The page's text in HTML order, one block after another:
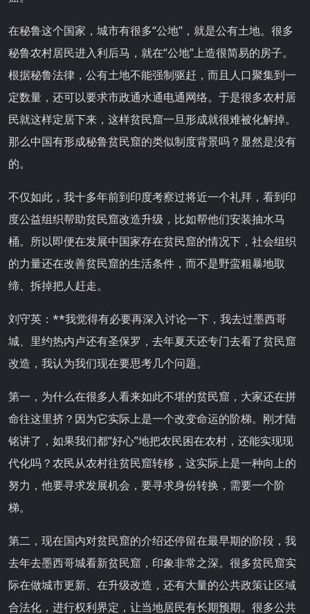
在秘鲁这个国家，城市有很多“公地”，就是公有土地。很多
秘鲁农村居民进入利后马，就在“公地”上造很简易的房子。
根据秘鲁法律，公有土地不能强制驱赶，而且人口聚集到一
定数量，还可以要求市政通水通电通网络。于是很多农村居
民就这样定居下来，这样贫民窟一旦形成就很难被化解掉。
那么中国有形成秘鲁贫民窟的类似制度背景吗？显然是没有
的。
不仅如此，我十多年前到印度考察过将近一个礼拜，看到印
度公益组织帮助贫民窟改造升级，比如帮他们安装抽水马
桶。所以即便在发展中国家存在贫民窟的情况下，社会组织
的力量还在改善贫民窟的生活条件，而不是野蛮粗暴地取
缔、拆掉把人赶走。
刘守英：**我觉得有必要再深入讨论一下，我去过墨西哥
城、里约热内卢还有圣保罗，去年夏天还专门去看了贫民窟
改造，我认为我们现在要思考几个问题。
第一，为什么在很多人看来如此不堪的贫民窟，大家还在拼
命往这里挤？因为它实际上是一个改变命运的阶梯。刚才陆
铭讲了，如果我们都“好心”地把农民困在农村，还能实现现
代化吗？农民从农村往贫民窟转移，这实际上是一种向上的
努力，他要寻求发展机会，要寻求身份转换，需要一个阶
梯。
第二，现在国内对贫民窟的介绍还停留在最早期的阶段，我
去年去墨西哥城看新贫民窟，印象非常之深。很多贫民窟实
际在做城市更新、在升级改造，还有大量的公共政策让区域
合法化，进行权利界定，让当地居民有长期预期。很多公共